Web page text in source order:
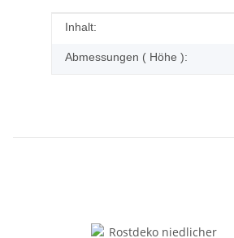
Produkteigenschaft
Wert
Inhalt:
Abmessungen ( Höhe ):